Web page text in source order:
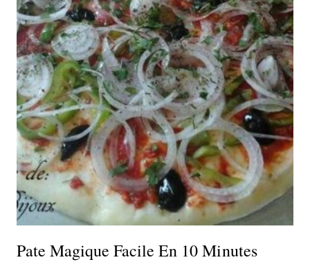
Pate Magique Facile En 10 Minutes